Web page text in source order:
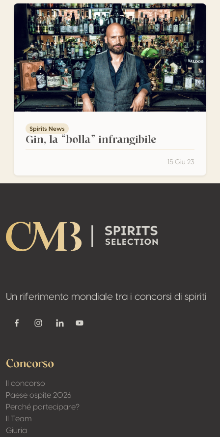
Gin, la “bolla” infrangibile
Spirits News
Gin, la “bolla” infrangibile
15 Giu 23
Un riferimento mondiale tra i concorsi di spiriti
FacebookInstagramLinkedinYoutube
Concorso
Il concorso
Paese ospite 2026
Perché partecipare?
Il Team
Giuria